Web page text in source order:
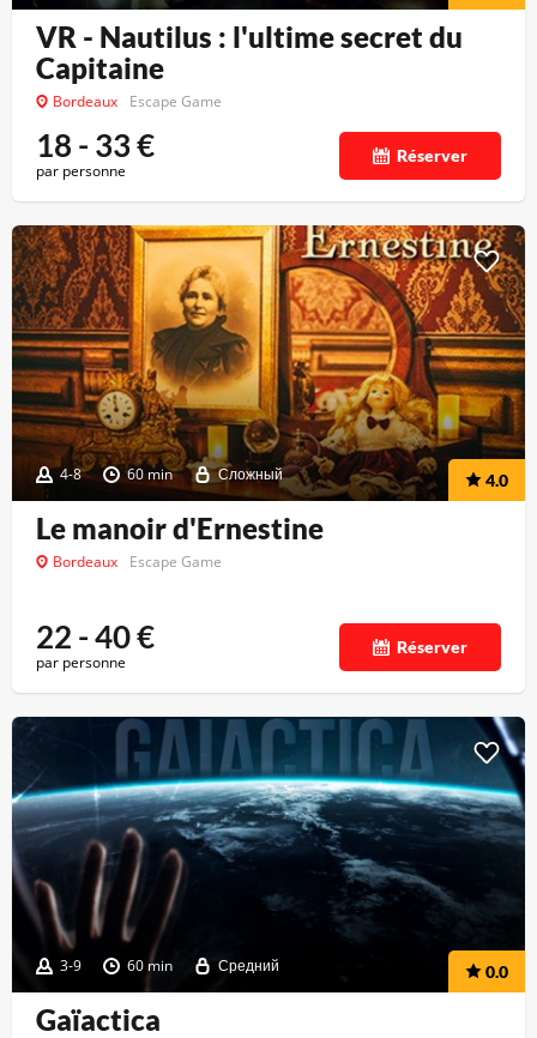
VR - Nautilus : l'ultime secret du
Capitaine
Bordeaux Escape Game
18 - 33€
par personne
Réserver
4-8 60 min Сложный 4.0
Le manoir d'Ernestine
Bordeaux Escape Game
22 - 40€
par personne
Réserver
3-9 60 min Средний 0.0
Gaïactica